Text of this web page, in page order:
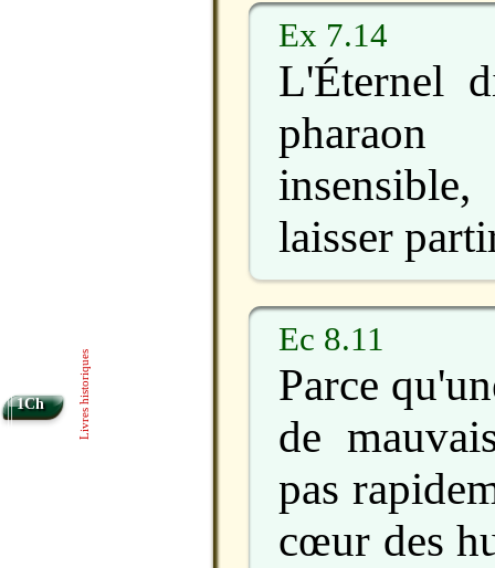
Ex 7.14
L'Éternel
laisser
Ec 8.11
Parce
de
pas
cœur des
1Ch Livres historiques